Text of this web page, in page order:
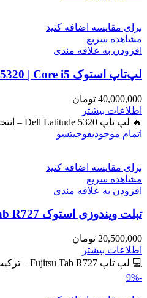
برای مقایسه اضافه کنید
مشاهده سریع
افزودن به علاقه مندی
لپ‌تاپ استوک Dell Latitude 5320 | Core i5 رم 16، SSD 256، گرافیک Iris
40,000,000 تومان
اطلاعات بیشتر
🔥 لپ تاپ Dell Latitude 5320 – انتخابی حرفه‌ای برای کارهای اداری، دانشجویی و برنامه‌نویسی 🔖 کد محصول: #41050 بررسی
اتمام موجودیفوجیتسو
برای مقایسه اضافه کنید
مشاهده سریع
افزودن به علاقه مندی
تبلت ویندوزی استوک Fujitsu Tab R727 – نسل ۷ با صفحه لمسی IPS
20,500,000 تومان
اطلاعات بیشتر
💻 لپ تاپ Fujitsu Tab R727 – ترکیب تبلت و لپ‌تاپ با صفحه لمسی IPS 🔖 کد محصول: #40765 💎
-9%